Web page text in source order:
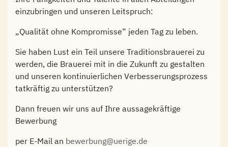
einzubringen und unseren Leitspruch:
„Qualität ohne Kompromisse“ jeden Tag zu leben.
Sie haben Lust ein Teil unsere Traditionsbrauerei zu
werden, die Brauerei mit in die Zukunft zu gestalten
und unseren kontinuierlichen Verbesserungsprozess
tatkräftig zu unterstützen?
Dann freuen wir uns auf Ihre aussagekräftige
Bewerbung
per E-Mail an bewerbung@uerige.de